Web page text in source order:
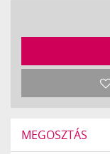
MEGOSZTÁS